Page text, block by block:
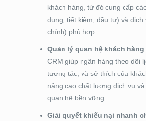
khách hàng, từ đó cung cấp
dụng, tiết kiệm, đầu tư) và dịch
chính) phù hợp.
Quản lý quan hệ khách hàng
CRM giúp ngân hàng theo dõi
tương tác, và sở thích của
nâng cao chất lượng dịch vụ
quan hệ bền vững.
Giải quyết khiếu nại nhanh